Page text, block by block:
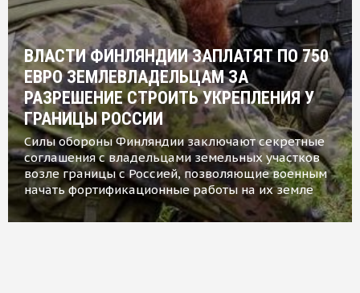
ВЛАСТИ ФИНЛЯНДИИ ЗАПЛАТЯТ ПО 750
ЕВРО ЗЕМЛЕВЛАДЕЛЬЦАМ ЗА
РАЗРЕШЕНИЕ СТРОИТЬ УКРЕПЛЕНИЯ У
ГРАНИЦЫ РОССИИ
Силы обороны Финляндии заключают секретные
соглашения с владельцами земельных участков
возле границы с Россией, позволяющие военным
начать фортификационные работы на их земле